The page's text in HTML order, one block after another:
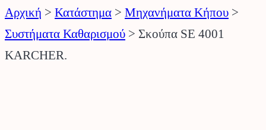
Αρχική > Κατάστημα > Μηχανήματα Κήπου >
Συστήματα Καθαρισμού > Σκούπα SE 4001
KARCHER.